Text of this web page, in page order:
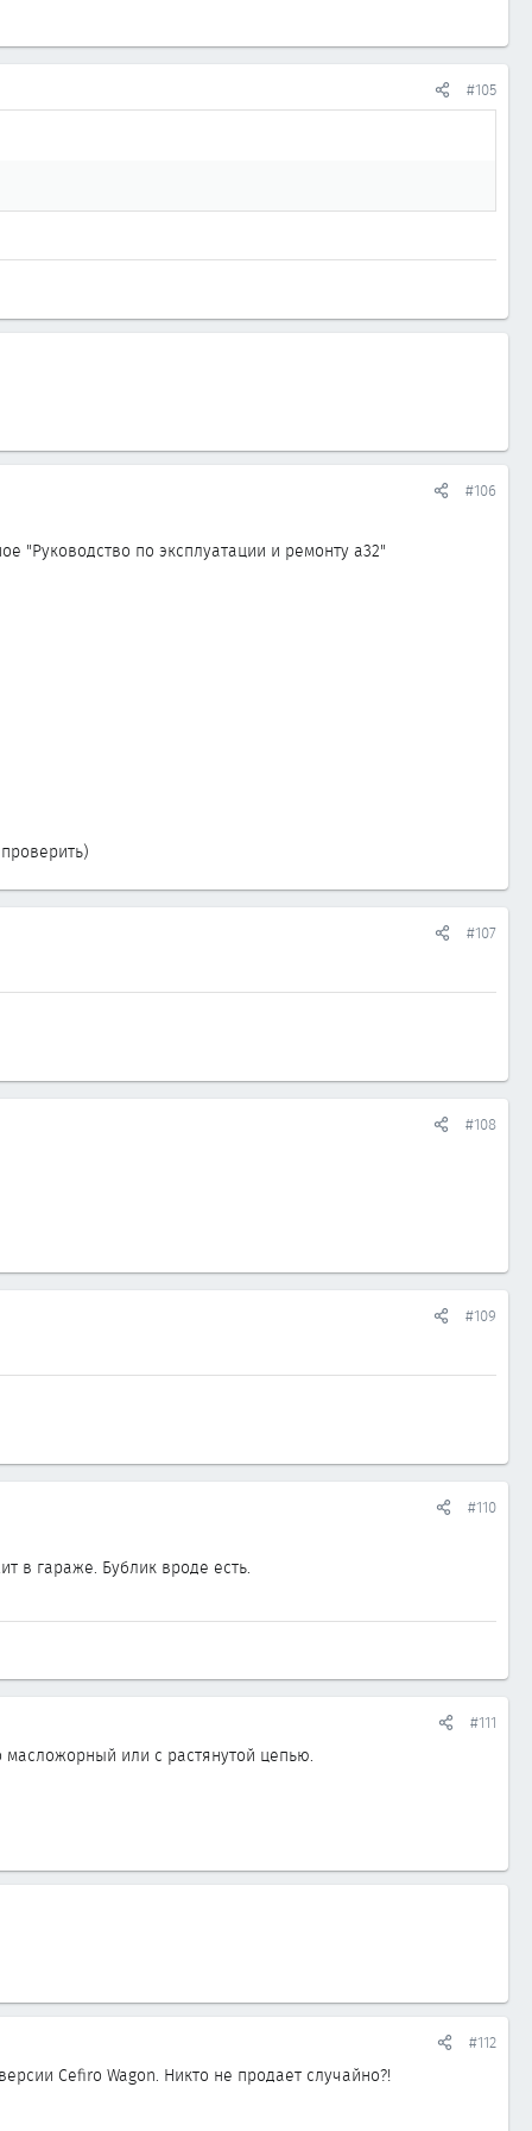
#105
#106
"Руководство по эксплуатации и ремонту а32"
#107
#108
#109
#110
в гараже. Бублик вроде есть.
#111
или с растянутой цепью.
#112
Cefiro Wagon. Никто не продает случайно?!